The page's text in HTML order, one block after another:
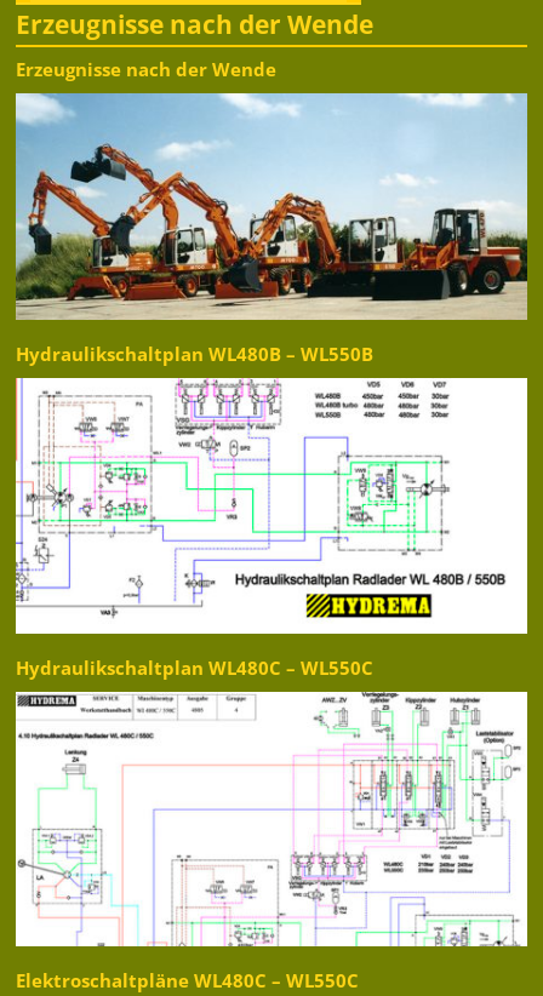
Erzeugnisse nach der Wende
Erzeugnisse nach der Wende
Hydraulikschaltplan WL480B – WL550B
Hydraulikschaltplan WL480C – WL550C
Elektroschaltpläne WL480C – WL550C